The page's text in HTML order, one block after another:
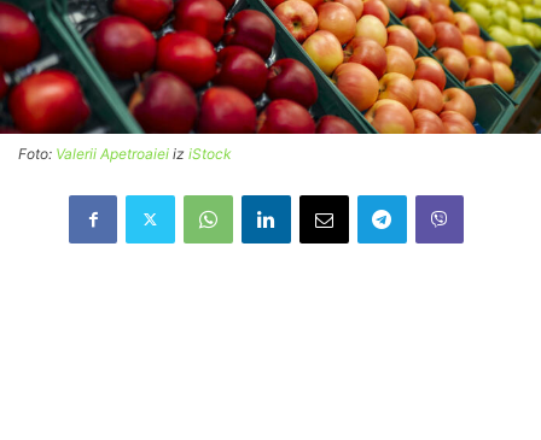
Foto: Valerii Apetroaiei iz iStock